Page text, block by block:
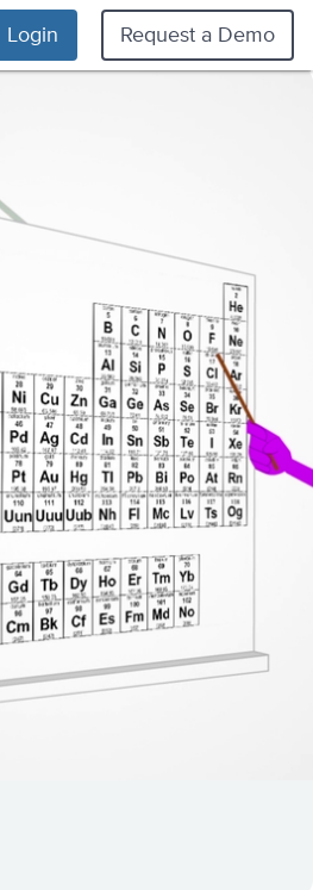
Login Request a Demo